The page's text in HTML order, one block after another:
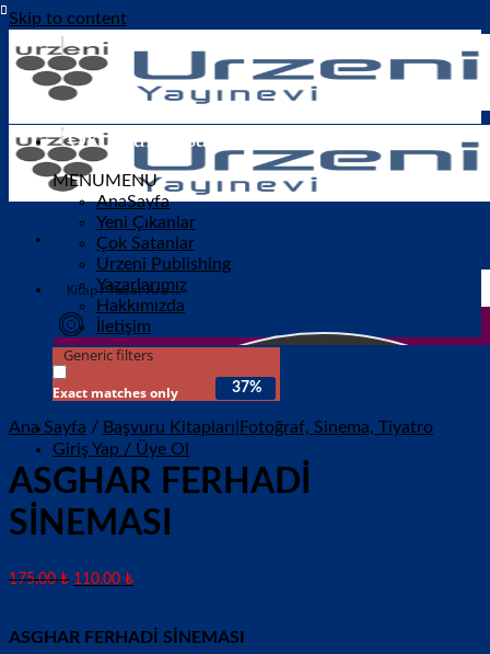
Skip to content
Generic filters
Exact matches only
Giriş Yap / Üye Ol
‘‘Okumak insanı onarır...”
MENUMENU
AnaSayfa
Yeni Çıkanlar
Çok Satanlar
Urzeni Publishing
Yazarlarımız
Hakkımızda
İletişim
37%
Ana Sayfa / Başvuru Kitapları|Fotoğraf, Sinema, Tiyatro
ASGHAR FERHADİ
SİNEMASI
175.00₺ 110.00 ₺
ASGHAR FERHADİ SİNEMASI